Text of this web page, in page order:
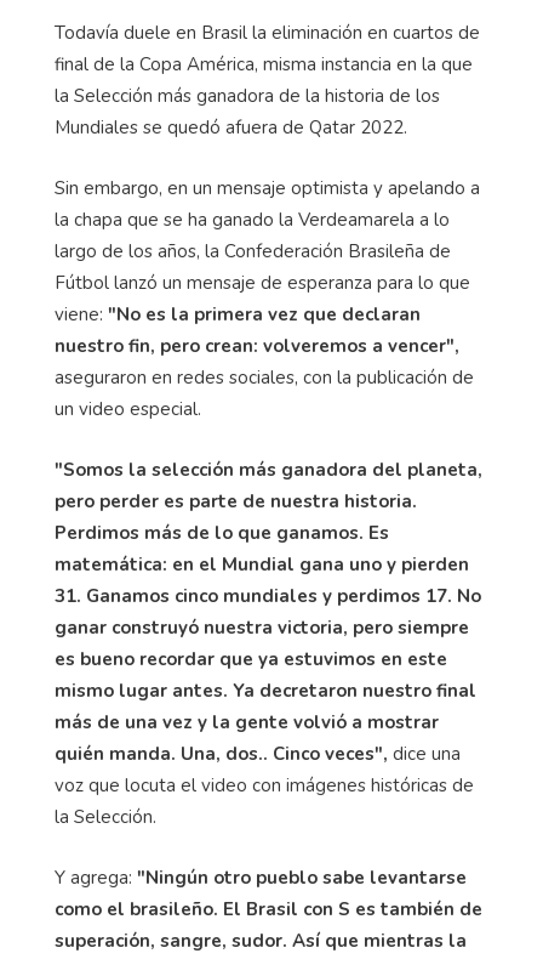
Todavía duele en Brasil la eliminación en cuartos de
final de la Copa América, misma instancia en la que
la Selección más ganadora de la historia de los
Mundiales se quedó afuera de Qatar 2022.
Sin embargo, en un mensaje optimista y apelando a
la chapa que se ha ganado la Verdeamarela a lo
largo de los años, la Confederación Brasileña de
Fútbol lanzó un mensaje de esperanza para lo que
viene: "No es la primera vez que declaran
nuestro fin, pero crean: volveremos a vencer",
aseguraron en redes sociales, con la publicación de
un video especial.
"Somos la selección más ganadora del planeta,
pero perder es parte de nuestra historia.
Perdimos más de lo que ganamos. Es
matemática: en el Mundial gana uno y pierden
31. Ganamos cinco mundiales y perdimos 17. No
ganar construyó nuestra victoria, pero siempre
es bueno recordar que ya estuvimos en este
mismo lugar antes. Ya decretaron nuestro final
más de una vez y la gente volvió a mostrar
quién manda. Una, dos.. Cinco veces", dice una
voz que locuta el video con imágenes históricas de
la Selección.
Y agrega: "Ningún otro pueblo sabe levantarse
como el brasileño. El Brasil con S es también de
superación, sangre, sudor. Así que mientras la